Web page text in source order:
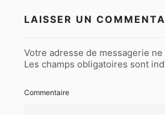
LAISSER UN
Votre adresse de messagerie
Les champs obligatoires sont
Commentaire